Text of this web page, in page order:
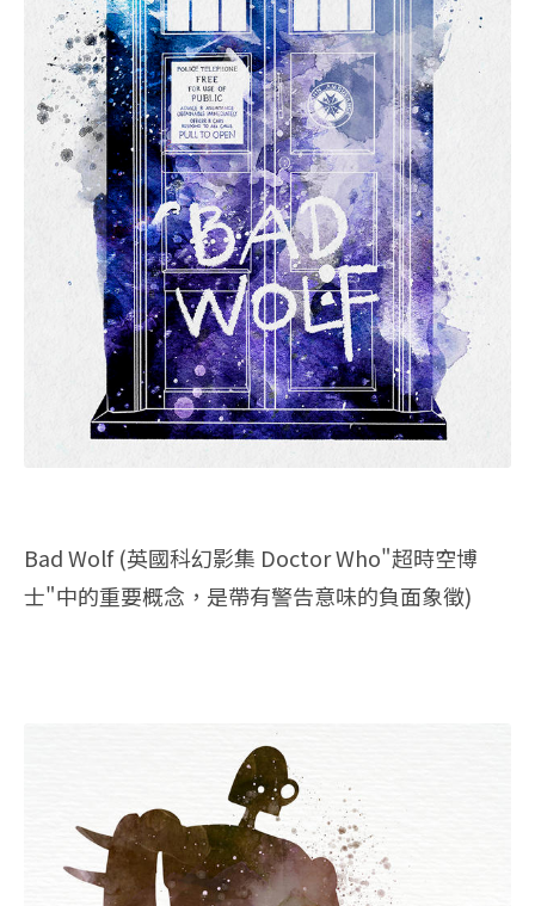
Bad Wolf (英國科幻影集 Doctor Who"超時空博
士"中的重要概念，是帶有警告意味的負面象徵)